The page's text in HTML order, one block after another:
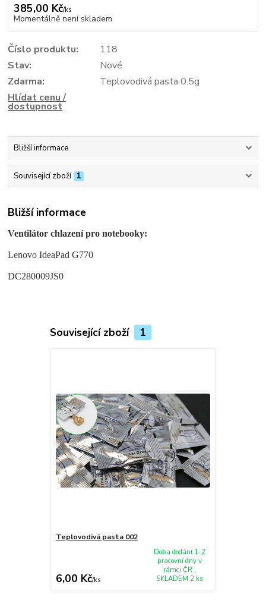
385,00 Kč/ks
Momentálně není skladem
Číslo produktu:
118
Stav:
Nové
Zdarma:
Teplovodivá pasta 0.5g
Hlídat cenu /
dostupnost
Bližší informace
Související zboží 1
Bližší informace
Ventilátor chlazení pro notebooky:
Lenovo IdeaPad G770
DC280009JS0
Související zboží 1
Teplovodivá pasta 002
6,00 Kč/ks
Doba dodání 1-2
pracovní dny v
rámci ČR ,
SKLADEM 2 ks